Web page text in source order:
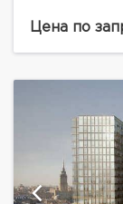
Цена по